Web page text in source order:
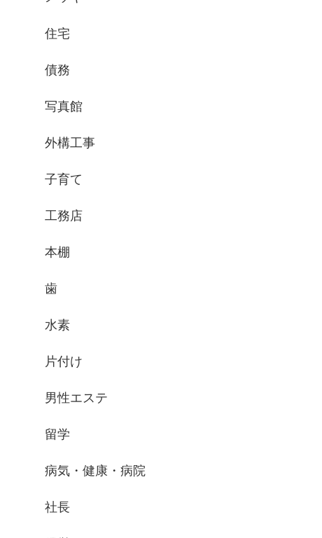
住宅
債務
写真館
外構工事
子育て
工務店
本棚
歯
水素
片付け
男性エステ
留学
病気・健康・病院
社長